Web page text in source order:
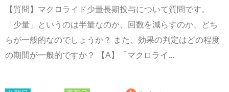
【質問】マクロライド少量長期投与について質問です。
「少量」というのは半量なのか、回数を減らすのか、どち
らが一般的なのでしょうか？ また、効果の判定はどの程度
の期間が一般的ですか？ 【A】「マクロライ...